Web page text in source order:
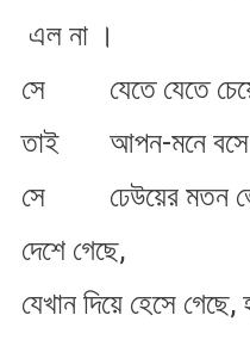
এল না ।
সে যেতে যেতে চেয়ে
তাই আপন-মনে বসে
সে ঢেউয়ের মতন
দেশে গেছে,
যেখান দিয়ে হেসে